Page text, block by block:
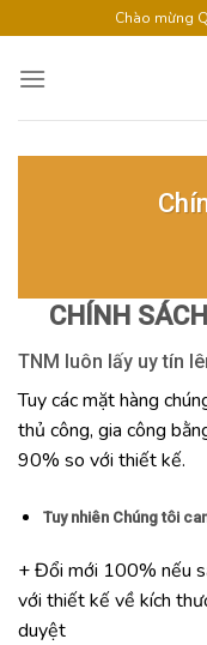
to
content
Chào mừng
CHÍNH
TNM luôn lấy uy tín
Tuy các mặt hàng
thủ công, gia công
90% so với thiết kế.
Tuy nhiên Chúng tôi
+ Đổi mới 100% nếu
với thiết kế về kích
duyệt